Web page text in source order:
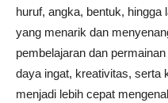
huruf, angka, bentuk, hingga
yang menarik dan
pembelajaran dan
daya ingat, kreativitas, serta
menjadi lebih cepat